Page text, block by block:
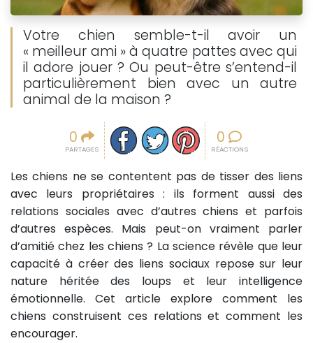
Votre chien semble-t-il avoir un
« meilleur ami » à quatre pattes avec qui
il adore jouer ? Ou peut-être s’entend-il
particulièrement bien avec un autre
animal de la maison ?
0
PARTAGES
Partager sur facebook
Partager sur Twitter
Epingler sur Pinterest
0
RÉACTIONS
Les chiens ne se contentent pas de tisser des liens
avec leurs propriétaires : ils forment aussi des
relations sociales avec d’autres chiens et parfois
d’autres espèces. Mais peut-on vraiment parler
d’amitié chez les chiens ? La science révèle que leur
capacité à créer des liens sociaux repose sur leur
nature héritée des loups et leur intelligence
émotionnelle. Cet article explore comment les
chiens construisent ces relations et comment les
encourager.